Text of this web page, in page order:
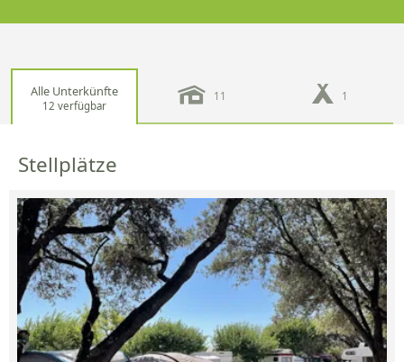
Alle Unterkünfte
12 verfügbar
11 1
Stellplätze